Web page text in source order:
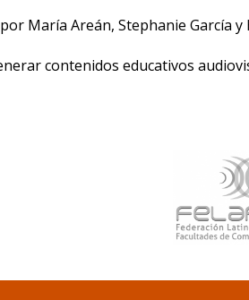
María Areán, Stephanie García
contenidos educativos